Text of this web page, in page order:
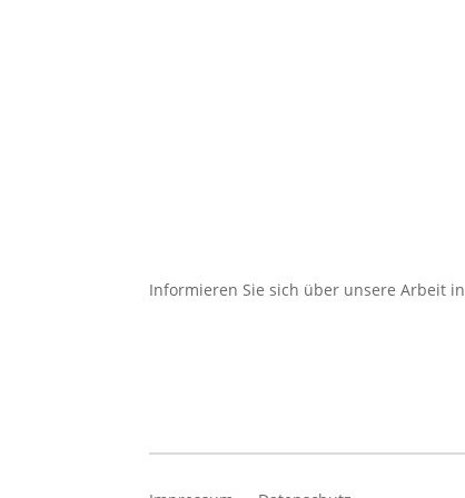
Informieren Sie sich über unsere Arbeit